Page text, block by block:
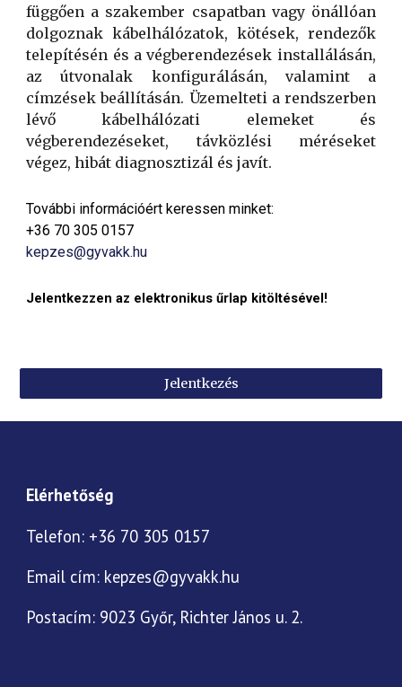
függően a szakember csapatban vagy önállóan
dolgoznak kábelhálózatok, kötések, rendezők
telepítésén és a végberendezések installálásán,
az útvonalak konfigurálásán, valamint a
címzések beállításán. Üzemelteti a rendszerben
lévő kábelhálózati elemeket és
végberendezéseket, távközlési méréseket
végez, hibát diagnosztizál és javít.
További információért keressen minket:
+36 70 305 0157
kepzes@gyvakk.hu
Jelentkezzen az elektronikus űrlap kitöltésével!
Jelentkezés
Elérhetőség
Telefon: +36 70 305 0157
Email cím: kepzes@gyvakk.hu
Postacím: 9023 Győr, Richter János u. 2.